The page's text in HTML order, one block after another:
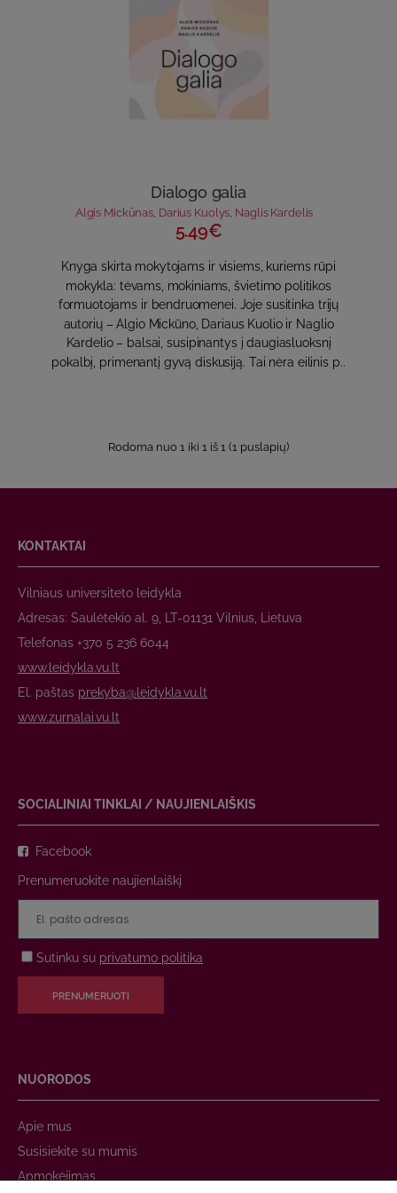
Dialogo galia
Algis Mickūnas, Darius Kuolys, Naglis Kardelis
5.49€
Knyga skirta mokytojams ir visiems, kuriems rūpi
mokykla: tėvams, mokiniams, švietimo politikos
formuotojams ir bendruomenei. Joje susitinka trijų
autorių – Algio Mickūno, Dariaus Kuolio ir Naglio
Kardelio – balsai, susipinantys į daugiasluoksnį
pokalbį, primenantį gyvą diskusiją. Tai nėra eilinis p..
Rodoma nuo 1 iki 1 iš 1 (1 puslapių)
KONTAKTAI
Vilniaus universiteto leidykla
Adresas: Saulėtekio al. 9, LT-01131 Vilnius, Lietuva
Telefonas +370 5 236 6044
www.leidykla.vu.lt
El. paštas prekyba@leidykla.vu.lt
www.zurnalai.vu.lt
SOCIALINIAI TINKLAI / NAUJIENLAIŠKIS
Facebook
Prenumeruokite naujienlaiškį
Sutinku su privatumo politika
PRENUMERUOTI
NUORODOS
Apie mus
Susisiekite su mumis
Apmokėjimas